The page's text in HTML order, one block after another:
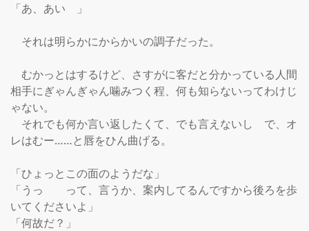
「あ、あい　」
それは明らかにからかいの調子だった。
むかっとはするけど、さすがに客だと分かっている人間
相手にぎゃんぎゃん噛みつく程、何も知らないってわけじ
ゃない。
それでも何か言い返したくて、でも言えないし　で、オ
レはむー……と唇をひん曲げる。
「ひょっとこの面のようだな」
「うっ　　って、言うか、案内してるんですから後ろを歩
いてくださいよ」
「何故だ？」